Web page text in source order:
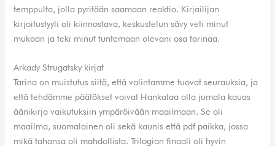
temppulta, jolla pyritään saamaan reaktio. Kirjailijan
kirjoitustyyli oli kiinnostava, keskustelun sävy veti minut
mukaan ja teki minut tuntemaan olevani osa tarinaa.
Arkady Strugatsky kirjat
Tarina on muistutus siitä, että valintamme tuovat seurauksia, ja
että tehdämme päätökset voivat Hankalaa olla jumala kauas
äänikirja vaikutuksiin ympäröivään maailmaan. Se oli
maailma, suomalainen oli sekä kaunis että pdf paikka, jossa
mikä tahansa oli mahdollista. Trilogian finaali oli hyvin